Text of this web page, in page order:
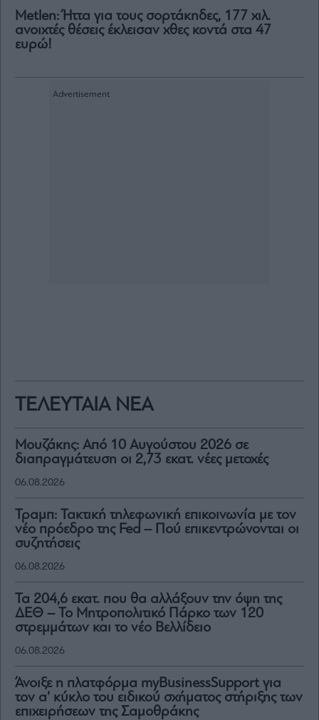
ΤΕΛΕΥΤΑΙΑ ΝΕΑ
Μουζάκης: Από 10 Αυγούστου 2026 σε
διαπραγμάτευση οι 2,73 εκατ. νέες μετοχές
06.08.2026
Τραμπ: Τακτική τηλεφωνική επικοινωνία με τον
νέο πρόεδρο της Fed – Πού επικεντρώνονται οι
συζητήσεις
06.08.2026
Τα 204,6 εκατ. που θα αλλάξουν την όψη της
ΔΕΘ – Το Μητροπολιτικό Πάρκο των 120
στρεμμάτων και το νέο Βελλίδειο
06.08.2026
Άνοιξε η πλατφόρμα myBusinessSupport για
τον α’ κύκλο του ειδικού σχήματος στήριξης των
επιχειρήσεων της Σαμοθράκης
Metlen: Ήττα για τους σορτάκηδες, 177 χιλ.
ανοιχτές θέσεις έκλεισαν χθες κοντά στα 47
ευρώ!